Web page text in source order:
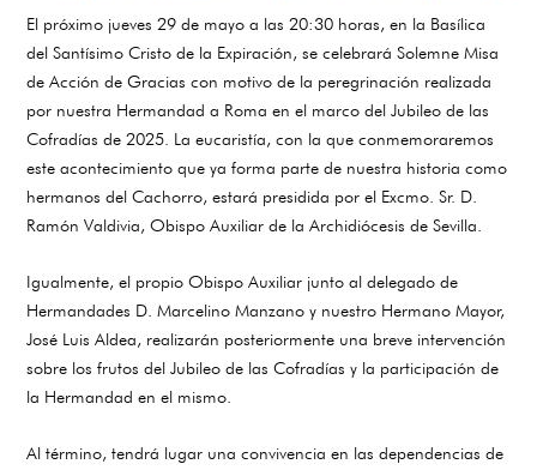
El próximo jueves 29 de mayo a las 20:30 horas, en la Basílica
del Santísimo Cristo de la Expiración, se celebrará Solemne Misa
de Acción de Gracias con motivo de la peregrinación realizada
por nuestra Hermandad a Roma en el marco del Jubileo de las
Cofradías de 2025. La eucaristía, con la que conmemoraremos
este acontecimiento que ya forma parte de nuestra historia como
hermanos del Cachorro, estará presidida por el Excmo. Sr. D.
Ramón Valdivia, Obispo Auxiliar de la Archidiócesis de Sevilla.
Igualmente, el propio Obispo Auxiliar junto al delegado de
Hermandades D. Marcelino Manzano y nuestro Hermano Mayor,
José Luis Aldea, realizarán posteriormente una breve intervención
sobre los frutos del Jubileo de las Cofradías y la participación de
la Hermandad en el mismo.
Al término, tendrá lugar una convivencia en las dependencias de